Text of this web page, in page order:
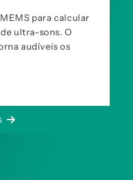
para calcular
ultra-sons. O
audíveis os